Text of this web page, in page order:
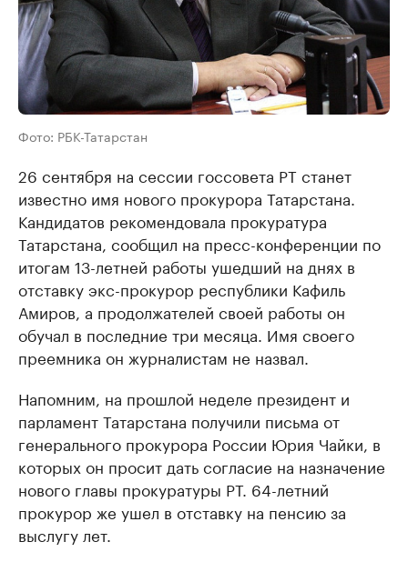
Фото: РБК-Татарстан
26 сентября на сессии госсовета РТ станет
известно имя нового прокурора Татарстана.
Кандидатов рекомендовала прокуратура
Татарстана, сообщил на пресс-конференции по
итогам 13-летней работы ушедший на днях в
отставку экс-прокурор республики Кафиль
Амиров, а продолжателей своей работы он
обучал в последние три месяца. Имя своего
преемника он журналистам не назвал.
Напомним, на прошлой неделе президент и
парламент Татарстана получили письма от
генерального прокурора России Юрия Чайки, в
которых он просит дать согласие на назначение
нового главы прокуратуры РТ. 64-летний
прокурор же ушел в отставку на пенсию за
выслугу лет.